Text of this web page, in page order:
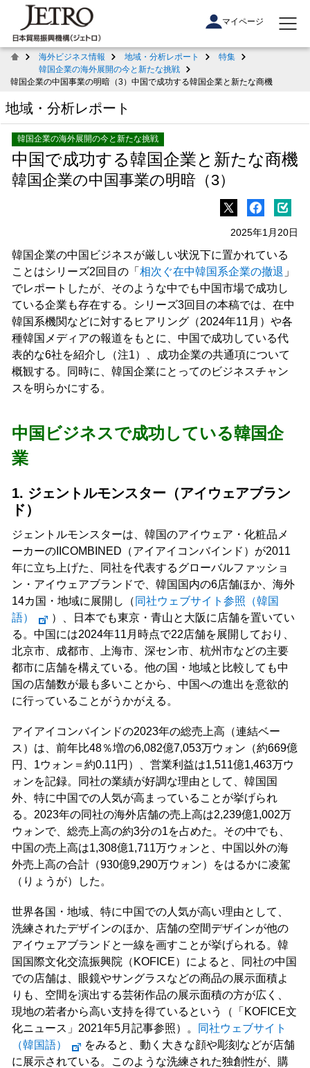
マイページ
海外ビジネス情報 地域・分析レポート
特集
韓国企業の海外展開の今と新たな挑戦
韓国企業の中国事業の明暗（3）中国で成功する韓国企業と新たな商機
地域・分析レポート
韓国企業の海外展開の今と新たな挑戦
中国で成功する韓国企業と新たな商機
韓国企業の中国事業の明暗（3）
2025年1月20日
韓国企業の中国ビジネスが厳しい状況下に置かれている
ことはシリーズ2回目の「 相次ぐ在中韓国系企業の撤退 」
でレポートしたが、そのような中でも中国市場で成功し
ている企業も存在する。シリーズ3回目の本稿では、在中
韓国系機関などに対するヒアリング（2024年11月）や各
種韓国メディアの報道をもとに、中国で成功している代
表的な6社を紹介し（注1）、成功企業の共通項について
概観する。同時に、韓国企業にとってのビジネスチャン
スを明らかにする。
中国ビジネスで成功している韓国企
業
1. ジェントルモンスター（アイウェアブラン
ド）
ジェントルモンスターは、韓国のアイウェア・化粧品メ
ーカーのIICOMBINED（アイアイコンバインド）が2011
年に立ち上げた、同社を代表するグローバルファッショ
ン・アイウェアブランドで、韓国国内の6店舗ほか、海外
14カ国・地域に展開し（ 同社ウェブサイト参照（韓国
語）
）、日本でも東京・青山と大阪に店舗を置いてい
る。中国には2024年11月時点で22店舗を展開しており、
北京市、成都市、上海市、深セン市、杭州市などの主要
都市に店舗を構えている。他の国・地域と比較しても中
国の店舗数が最も多いことから、中国への進出を意欲的
に行っていることがうかがえる。
アイアイコンバインドの2023年の総売上高（連結ベー
ス）は、前年比48％増の6,082億7,053万ウォン（約669億
円、1ウォン＝約0.11円）、営業利益は1,511億1,463万ウ
ォンを記録。同社の業績が好調な理由として、韓国国
外、特に中国での人気が高まっていることが挙げられ
る。2023年の同社の海外店舗の売上高は2,239億1,002万
ウォンで、総売上高の約3分の1を占めた。その中でも、
中国の売上高は1,308億1,711万ウォンと、中国以外の海
外売上高の合計（930億9,290万ウォン）をはるかに凌駕
（りょうが）した。
世界各国・地域、特に中国での人気が高い理由として、
洗練されたデザインのほか、店舗の空間デザインが他の
アイウェアブランドと一線を画すことが挙げられる。韓
国国際文化交流振興院（KOFICE）によると、同社の中国
での店舗は、眼鏡やサングラスなどの商品の展示面積よ
りも、空間を演出する芸術作品の展示面積の方が広く、
現地の若者から高い支持を得ているという（「KOFICE文
化ニュース」2021年5月記事参照）。
同社ウェブサイト
（韓国語）
をみると、動く大きな顔や彫刻などが店舗
に展示されている。このような洗練された独創性が、購